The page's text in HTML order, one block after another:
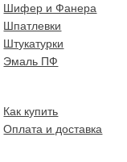
Шифер и Фанера
Шпатлевки
Штукатурки
Эмаль ПФ
Как купить
Оплата и доставка